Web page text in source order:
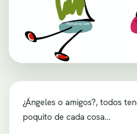
¿Ángeles o amigos?, todos
poquito de cada cosa…